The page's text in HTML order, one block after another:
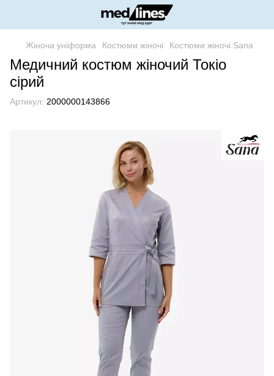
Жіноча уніформа Костюми жіночі Костюми жіночі Sana
Медичний костюм жіночий Токіо
сірий
Артикул: 2000000143866